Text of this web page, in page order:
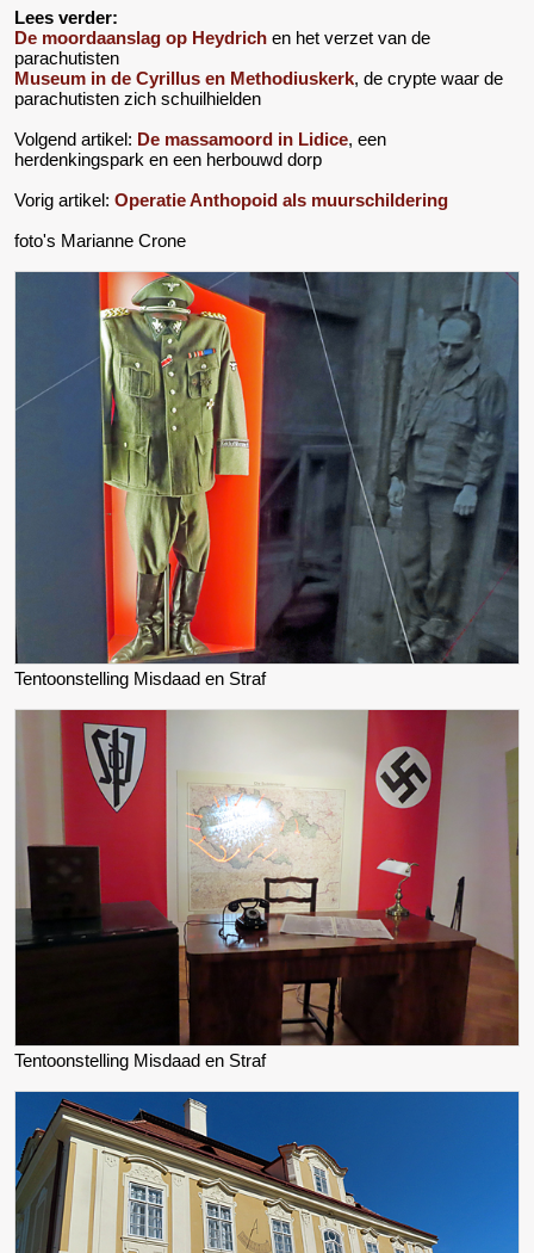
Lees verder:
De moordaanslag op Heydrich en het verzet van de
parachutisten
Museum in de Cyrillus en Methodiuskerk, de crypte waar de
parachutisten zich schuilhielden
Volgend artikel: De massamoord in Lidice, een
herdenkingspark en een herbouwd dorp
Vorig artikel: Operatie Anthopoid als muurschildering
foto's Marianne Crone
Tentoonstelling Misdaad en Straf
Tentoonstelling Misdaad en Straf